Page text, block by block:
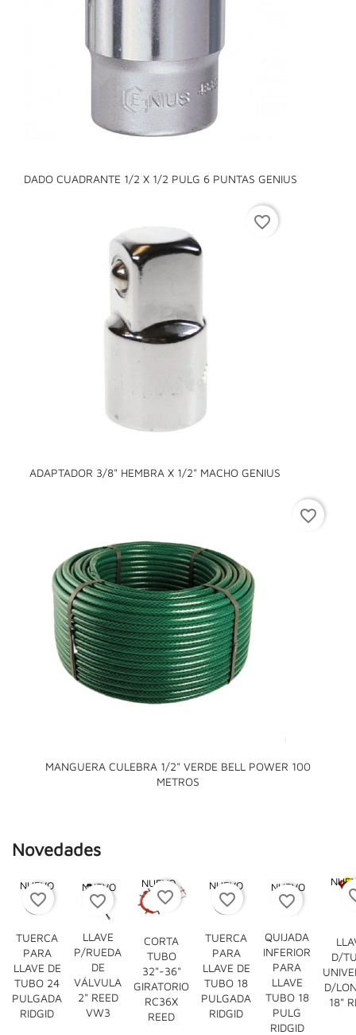
DADO CUADRANTE 1/2 X 1/2 PULG 6 PUNTAS GENIUS
ADAPTADOR 3/8" HEMBRA X 1/2" MACHO GENIUS
favorite_border
MANGUERA CULEBRA 1/2" VERDE BELL POWER 100
METROS
favorite_border
Novedades
TUERCA
PARA
LLAVE DE
TUBO 24
PULGADA
RIDGID
NUEVO

favorite_border
LLAVE
P/RUEDA
DE
VÁLVULA
2" REED
VW3
NUEVO

favorite_border
CORTA
TUBO
32"-36"
GIRATORIO
RC36X
REED
NUEVO

favorite_border
TUERCA
PARA
LLAVE DE
TUBO 18
PULGADA
RIDGID
NUEVO

favorite_border
QUIJADA
INFERIOR
PARA
LLAVE
TUBO 18
PULG
RIDGID
NUEVO

favorite_border
D/
D/
18"